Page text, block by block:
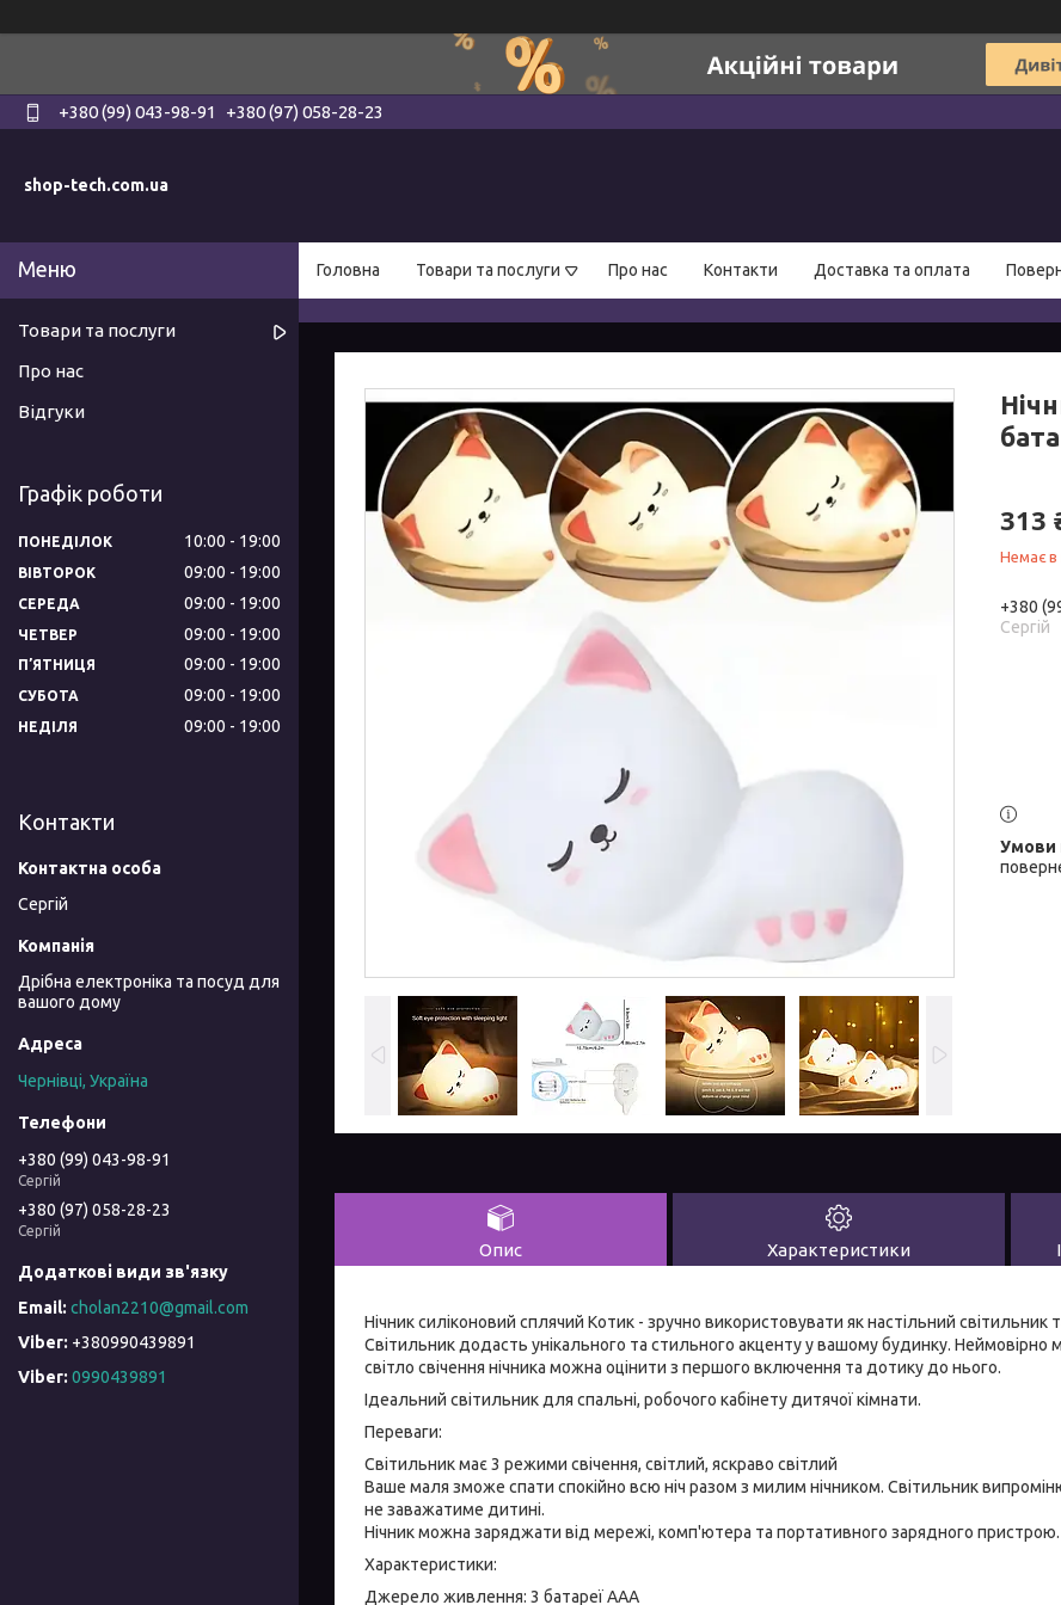
+380 (99) 043-98-91 +380 (97) 058-28-23
shop-tech.com.ua
Головна Товари та послуги Про нас Контакти Доставка та оплата
313
Немає в
+380
Сергій
Опис Характеристики
Нічник силіконовий сплячий Котик - зручно використовувати як настільний світильник
Світильник додасть унікального та стильного акценту у вашому будинку. Неймовірно
світло свічення нічника можна оцінити з першого включення та дотику до нього.
Ідеальний світильник для спальні, робочого кабінету дитячої кімнати.
Переваги:
Світильник має 3 режими свічення, світлий, яскраво світлий
Ваше маля зможе спати спокійно всю ніч разом з милим нічником. Світильник
не заважатиме дитині.
Нічник можна заряджати від мережі, комп'ютера та портативного зарядного пристрою.
Характеристики:
Джерело живлення: 3 батареї ААА
Товари та послуги
Про нас
Відгуки
Графік роботи
ПОНЕДІЛОК 10:00 19:00
ВІВТОРОК 09:00 19:00
СЕРЕДА 09:00 19:00
ЧЕТВЕР 09:00 19:00
ПʼЯТНИЦЯ 09:00 19:00
СУБОТА 09:00 19:00
НЕДІЛЯ 09:00 19:00
Контакти
Сергій
Дрібна електроніка та посуд для
вашого дому
Чернівці, Україна
+380 (99) 043-98-91
Сергій
+380 (97) 058-28-23
Сергій
cholan2210@gmail.com
+380990439891
Viber 0990439891